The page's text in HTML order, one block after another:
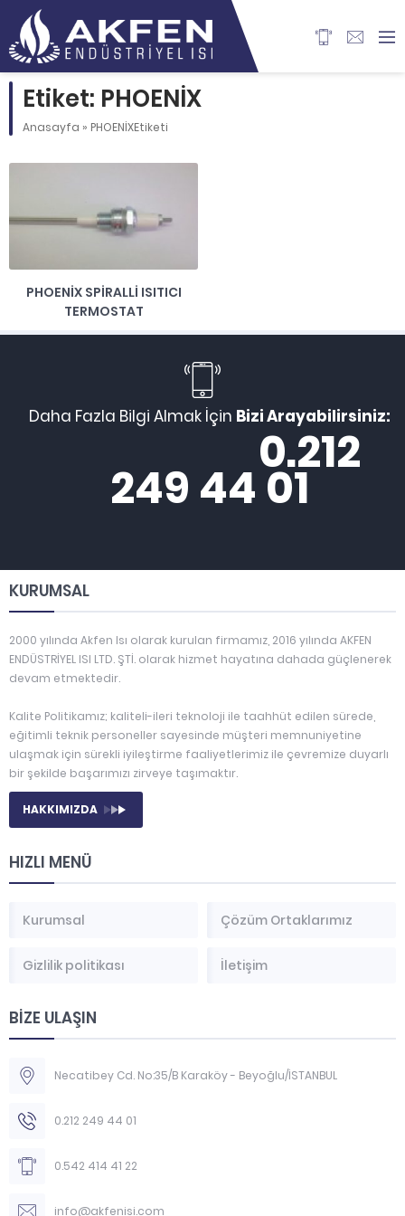
Etiket: PHOENİX
Anasayfa » PHOENİXEtiketi
PHOENİX SPİRALLİ ISITICI
TERMOSTAT
Daha Fazla Bilgi Almak İçin Bizi Arayabilirsiniz:
0.212
249 44 01
KURUMSAL
2000 yılında Akfen Isı olarak kurulan firmamız, 2016 yılında AKFEN
ENDÜSTRİYEL ISI LTD. ŞTİ. olarak hizmet hayatına dahada güçlenerek
devam etmektedir.
Kalite Politikamız; kaliteli-ileri teknoloji ile taahhüt edilen sürede,
eğitimli teknik personeller sayesinde müşteri memnuniyetine
ulaşmak için sürekli iyileştirme faaliyetlerimiz ile çevremize duyarlı
bir şekilde başarımızı zirveye taşımaktır.
HAKKIMIZDA
HIZLI MENÜ
Kurumsal Çözüm Ortaklarımız
Gizlilik politikası İletişim
BİZE ULAŞIN
Necatibey Cd. No:35/B Karaköy - Beyoğlu/İSTANBUL
0.212 249 44 01
0.542 414 41 22
info@akfenisi.com